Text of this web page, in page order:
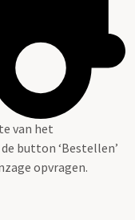
van het
button ‘Bestellen’
opvragen.